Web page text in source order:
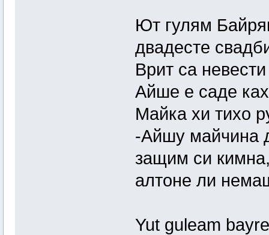
Ют гулям
двадесте
Врит са
Айше е саде
Майка хи тихо
-Айшу майчина
защим си
алтоне ли
Yut guleam